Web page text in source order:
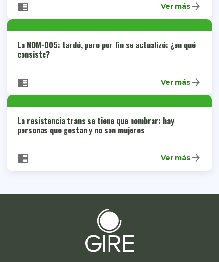
chrome_reader_mode Ver más arrow_forward
La NOM-005: tardó, pero por fin se actualizó: ¿en qué
consiste?
chrome_reader_mode Ver más arrow_forward
La resistencia trans se tiene que nombrar: hay
personas que gestan y no son mujeres
chrome_reader_mode Ver más arrow_forward